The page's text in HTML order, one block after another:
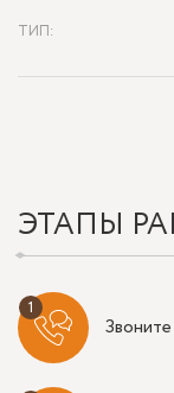
ТИП:
ЭТАПЫ
Звоните